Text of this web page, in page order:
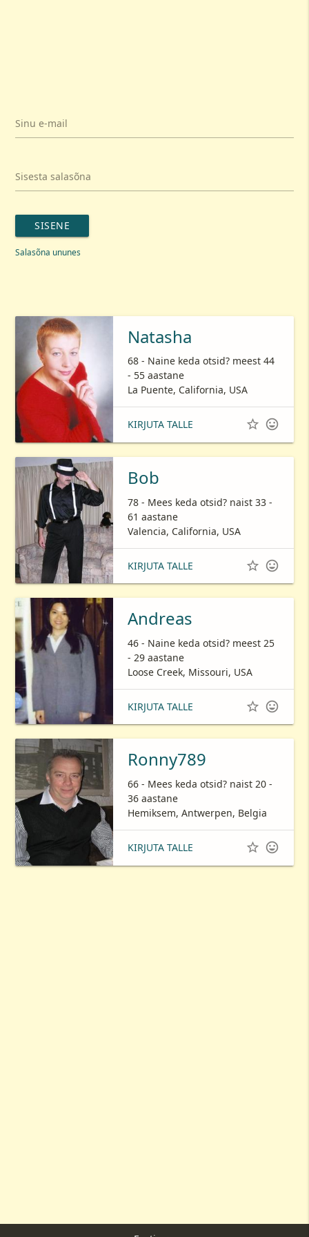
Sinu e-mail
Sisesta salasõna
SISENE
Salasõna ununes
Natasha
68 - Naine keda otsid? meest 44
- 55 aastane
La Puente, California, USA
KIRJUTA TALLE  
Bob
78 - Mees keda otsid? naist 33 -
61 aastane
Valencia, California, USA
KIRJUTA TALLE  
Andreas
46 - Naine keda otsid? meest 25
- 29 aastane
Loose Creek, Missouri, USA
KIRJUTA TALLE  
Ronny789
66 - Mees keda otsid? naist 20 -
36 aastane
Hemiksem, Antwerpen, Belgia
KIRJUTA TALLE  